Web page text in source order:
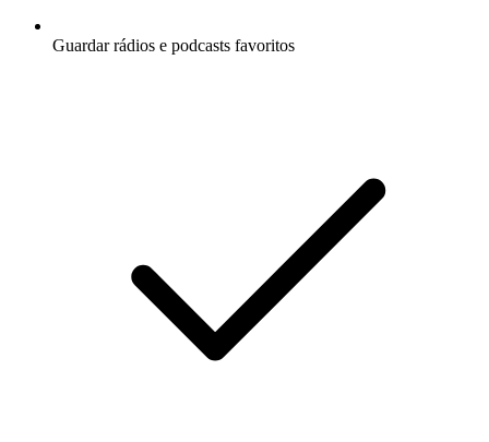
Guardar rádios e podcasts favoritos